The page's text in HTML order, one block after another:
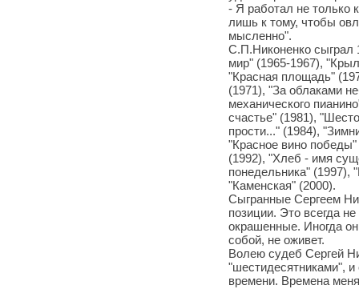
- Я работал не только
лишь к тому, чтобы
мысленно".
С.П.Никоненко сыграл
мир" (1965-1967),
"Красная площадь"
(1971), "За облаками
механического
счастье" (1981),
прости..." (1984),
"Красное вино
(1992), "Хлеб - имя
понедельника" (1997),
"Каменская" (2000).
Сыгранные Сергеем
позиции. Это всегда
окрашенные. Иногда
собой, не оживет.
Волею судеб Сергей
"шестидесятниками",
времени. Времена